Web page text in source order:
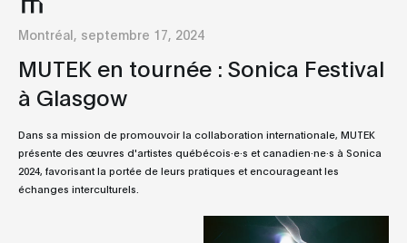
Montréal, septembre 17, 2024
MUTEK en tournée : Sonica Festival
à Glasgow
Dans sa mission de promouvoir la collaboration internationale, MUTEK
présente des œuvres d'artistes québécois·e·s et canadien·ne·s à Sonica
2024, favorisant la portée de leurs pratiques et encourageant les
échanges interculturels.